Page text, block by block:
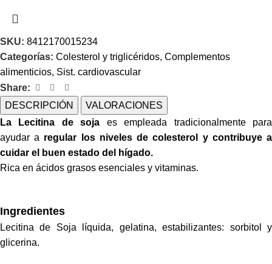
SKU: 8412170015234
Categorías: Colesterol y triglicéridos, Complementos
alimenticios, Sist. cardiovascular
Share:
DESCRIPCIÓN
VALORACIONES
La Lecitina de soja es empleada tradicionalmente para
ayudar a regular los niveles de colesterol y contribuye a
cuidar el buen estado del hígado.
Rica en ácidos grasos esenciales y vitaminas.
Ingredientes
Lecitina de Soja líquida, gelatina, estabilizantes: sorbitol y
glicerina.